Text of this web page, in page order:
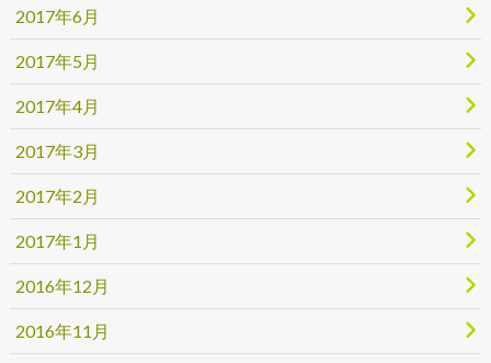
2017年6月
2017年5月
2017年4月
2017年3月
2017年2月
2017年1月
2016年12月
2016年11月